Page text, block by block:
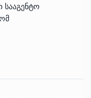
სააგენტო